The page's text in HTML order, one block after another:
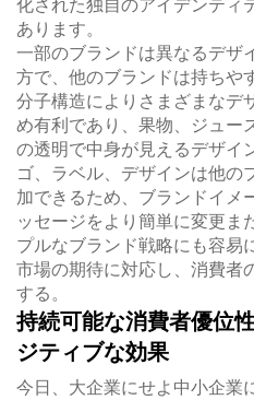
化された独自のアイデンティ
あります。
一部のブランドは異なるデザ
方で、他のブランドは持ちや
分子構造によりさまざまなデ
め有利であり、果物、ジュー
の透明で中身が見えるデザイ
ゴ、ラベル、デザインは他の
加できるため、ブランドイメ
ッセージをより簡単に変更ま
プルなブランド戦略にも容易
市場の期待に対応し、消費者
する。
持続可能な消費者優位
ジティブな効果
今日、大企業にせよ中小企業